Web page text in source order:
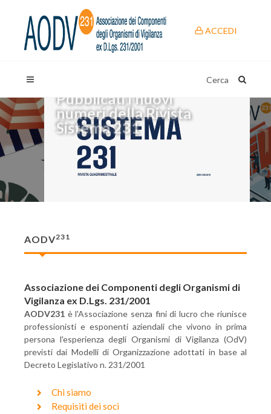
ACCEDI
Cerca
Pubblicati i nuovi
numeri della Rivista
Sistema 231
AODV231
Associazione dei Componenti degli Organismi di
Vigilanza ex D.Lgs. 231/2001
AODV231 è l'Associazione senza fini di lucro che riunisce
professionisti e esponenti aziendali che vivono in prima
persona l'esperienza degli Organismi di Vigilanza (OdV)
previsti dai Modelli di Organizzazione adottati in base al
Decreto Legislativo n. 231/2001
Chi siamo
Requisiti dei soci